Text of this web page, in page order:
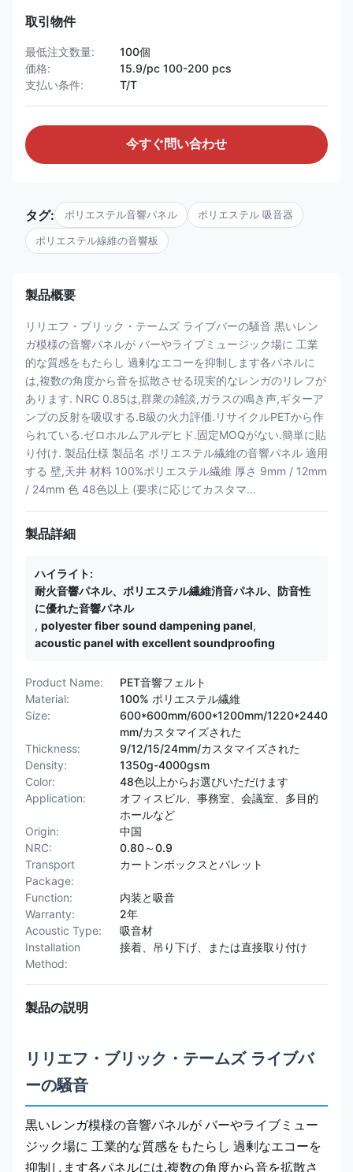
取引物件
最低注文数量:
100個
価格:
15.9/pc 100-200 pcs
支払い条件:
T/T
今すぐ問い合わせ
タグ: ポリエステル音響パネル ポリエステル 吸音器
ポリエステル線維の音響板
製品概要
リリエフ・ブリック・テームズ ライブバーの騒音 黒いレン
ガ模様の音響パネルが バーやライブミュージック場に 工業
的な質感をもたらし 過剰なエコーを抑制します各パネルに
は,複数の角度から音を拡散させる現実的なレンガのリレフが
あります. NRC 0.85は,群衆の雑談,ガラスの鳴き声,ギターア
ンプの反射を吸収する.B級の火力評価.リサイクルPETから作
られている.ゼロホルムアルデヒド.固定MOQがない.簡単に貼
り付け. 製品仕様 製品名 ポリエステル繊維の音響パネル 適用
する 壁,天井 材料 100%ポリエステル繊維 厚さ 9mm / 12mm
/ 24mm 色 48色以上 (要求に応じてカスタマ...
製品詳細
ハイライト:
耐火音響パネル、ポリエステル繊維消音パネル、防音性
に優れた音響パネル
, polyester fiber sound dampening panel,
acoustic panel with excellent soundproofing
Product Name:
PET音響フェルト
Material:
100% ポリエステル繊維
Size:
600*600mm/600*1200mm/1220*2440
mm/カスタマイズされた
Thickness:
9/12/15/24mm/カスタマイズされた
Density:
1350g-4000gsm
Color:
48色以上からお選びいただけます
Application:
オフィスビル、事務室、会議室、多目的
ホールなど
Origin:
中国
NRC:
0.80～0.9
Transport
Package:
カートンボックスとパレット
Function:
内装と吸音
Warranty:
2年
Acoustic Type:
吸音材
Installation
Method:
接着、吊り下げ、または直接取り付け
製品の説明
リリエフ・ブリック・テームズ ライブバ
ーの騒音
黒いレンガ模様の音響パネルが バーやライブミュー
ジック場に 工業的な質感をもたらし 過剰なエコーを
抑制します各パネルには,複数の角度から音を拡散さ